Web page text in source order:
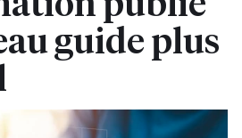
guide plus